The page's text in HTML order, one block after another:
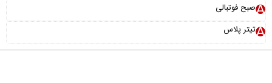
صبح فوتبالی
تیتر پلاس